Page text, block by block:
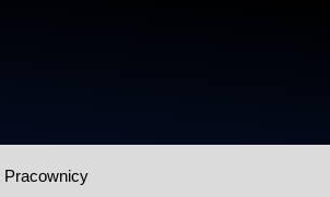
Pracownicy